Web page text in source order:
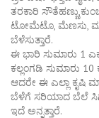
ತರಕಾರಿ
ಟೋಮೆಟೊ, ಮೆಣಸು,
ಬೆಳೆಸುತ್ತಾರೆ.
ಈ ಭಾರಿ ಸುಮಾರು 1
ಕಲ್ಲಂಗಡಿ ಸುಮಾರು
ಆದರೇ ಈ ಎಲ್ಲಾ ಕೃಷಿ
ಬೆಳೆಗೆ ಸರಿಯಾದ ಬೆಲೆ
ಇದೆ ಅನ್ನತ್ತಾರೆ.